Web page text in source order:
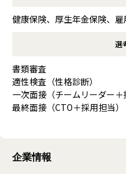
健康保険、厚生年金保険、
選
書類審査
適性検査（性格診断）
一次面接（チームリーダー＋
最終面接（CTO＋採用担当）
企業情報